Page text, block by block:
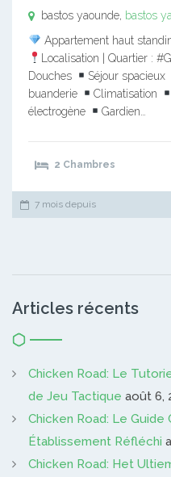
bastos yaounde, bastos
Appartement haut
Localisation | Quartier :
Douches
Séjour spacieux
buanderie
Climatisation
électrogène
Gardien…
2 Chambres
7 mois depuis
Articles récents
Chicken Road: Le
de Jeu Tactique août 6,
Chicken Road: Le
Établissement Réfléchi
Chicken Road: Het